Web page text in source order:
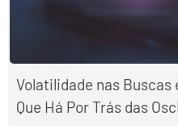
Volatilidade nas Buscas
Que Há Por Trás das